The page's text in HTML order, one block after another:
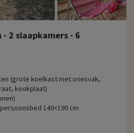
2 slaapkamers - 6
(grote koelkast met vriesvak,
kookplaat)
140×190 cm